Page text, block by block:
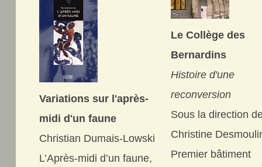
Variations sur l'après-
midi d'un faune
Christian Dumais-Lowski
L’Après-midi d’un faune,
Le Collège des
Bernardins
Histoire d'une
reconversion
Sous la direction
Christine
Premier bâtiment